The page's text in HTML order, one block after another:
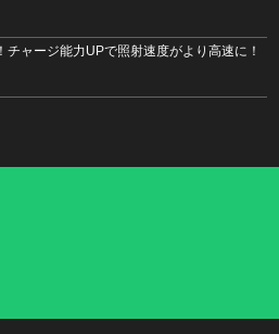
ャージ能力UPで照射速度がより高速に！